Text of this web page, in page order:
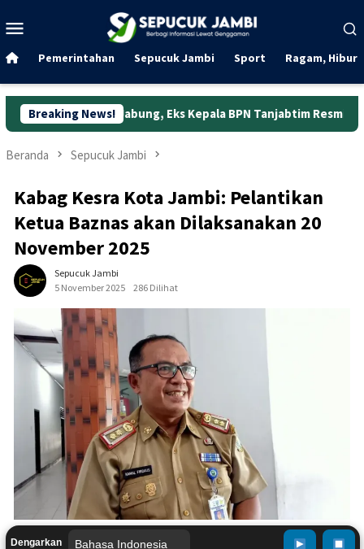
ke
Mobile
Pemerintahan Sepucuk Jambi Sport Ragam,
Breaking News!
Jabung, Eks Kepala BPN Tanjabtim Resmi Ditahan
Beranda Sepucuk Jambi
Kabag Kesra Kota Jambi: Pelantikan
Ketua Baznas akan Dilaksanakan 20
November 2025
Sepucuk Jambi
5 November 2025
286 Dilihat
Dengarkan